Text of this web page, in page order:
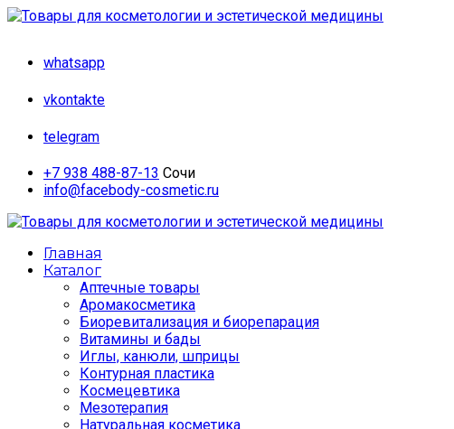
whatsapp
vkontakte
telegram
+7 938 488-87-13 Сочи
info@facebody-cosmetic.ru
Главная
Каталог
Аптечные товары
Аромакосметика
Биоревитализация и биорепарация
Витамины и бады
Иглы, канюли, шприцы
Контурная пластика
Космецевтика
Мезотерапия
Натуральная косметика